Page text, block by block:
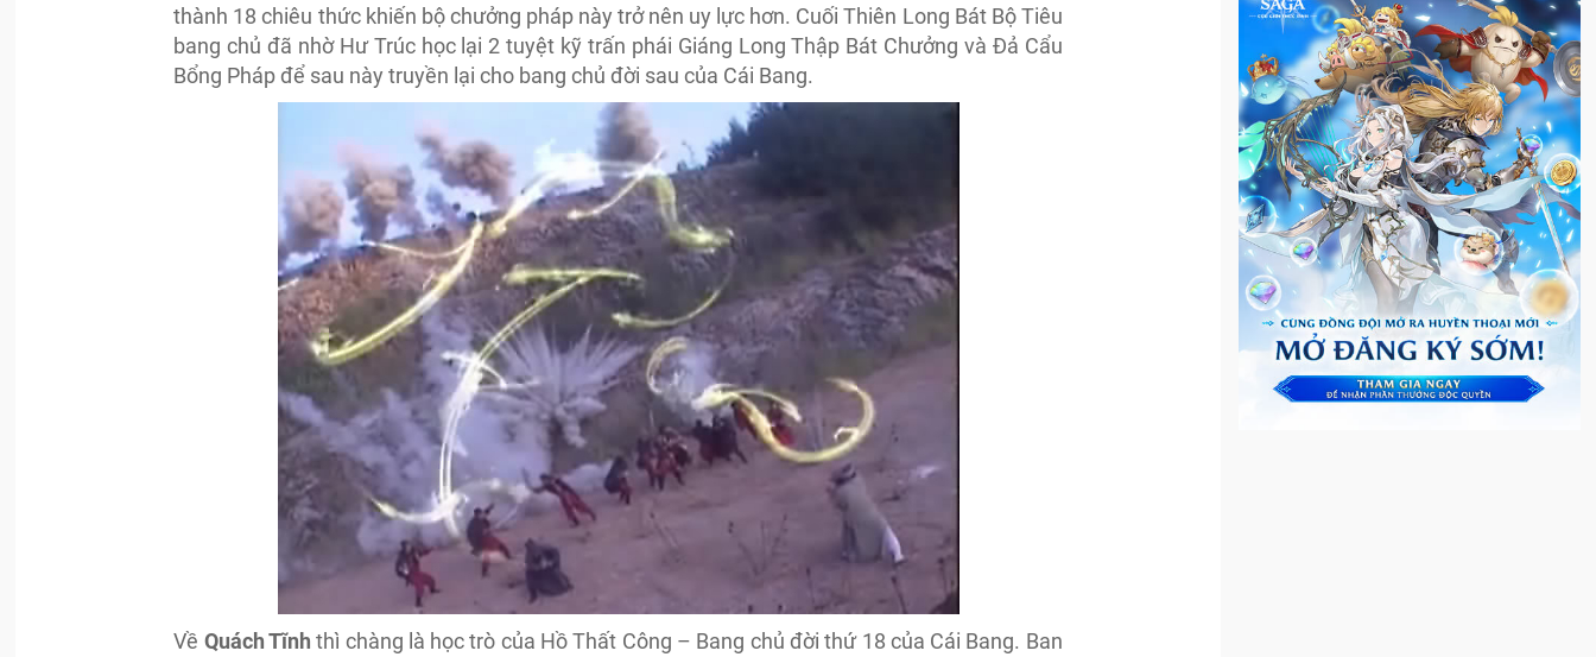
thành 18 chiêu thức khiến bộ chưởng pháp này trở nên uy lực hơn. Cuối Thiên Long Bát Bộ Tiêu
bang chủ đã nhờ Hư Trúc học lại 2 tuyệt kỹ trấn phái Giáng Long Thập Bát Chưởng và Đả Cẩu
Bổng Pháp để sau này truyền lại cho bang chủ đời sau của Cái Bang.
Về Quách Tĩnh thì chàng là học trò của Hồ Thất Công – Bang chủ đời thứ 18 của Cái Bang. Ban